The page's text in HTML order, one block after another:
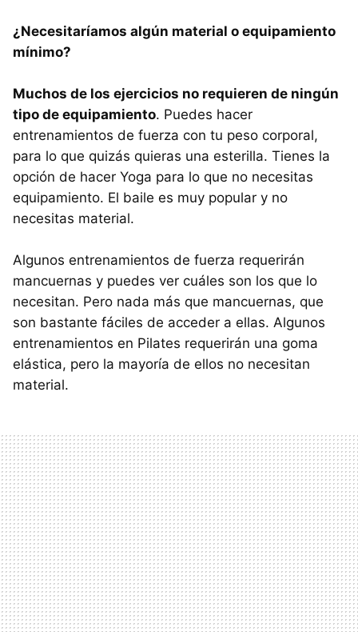
¿Necesitaríamos algún material o equipamiento
mínimo?
Muchos de los ejercicios no requieren de ningún
tipo de equipamiento. Puedes hacer
entrenamientos de fuerza con tu peso corporal,
para lo que quizás quieras una esterilla. Tienes la
opción de hacer Yoga para lo que no necesitas
equipamiento. El baile es muy popular y no
necesitas material.
Algunos entrenamientos de fuerza requerirán
mancuernas y puedes ver cuáles son los que lo
necesitan. Pero nada más que mancuernas, que
son bastante fáciles de acceder a ellas. Algunos
entrenamientos en Pilates requerirán una goma
elástica, pero la mayoría de ellos no necesitan
material.